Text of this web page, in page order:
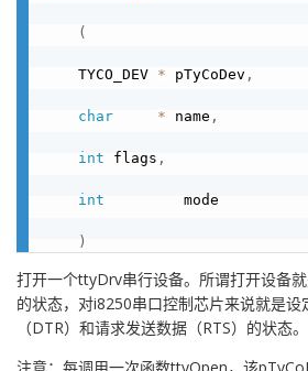
(
    TYCO_DEV
* pTyCoDev ,
char * name ,
int flags ,
int
         mode
)
打开一个ttyDrv串行设备。所谓打开设备
的状态，对i8250串口控制芯片来说就是设
（DTR）和请求发送数据（RTS）的状态。
注意：每调用一次函数ttyOpen，该